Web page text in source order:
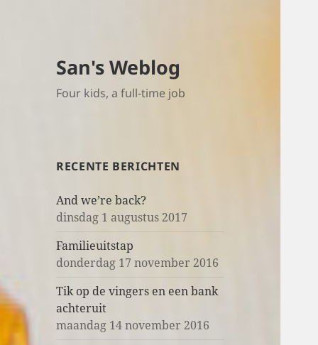
San's Weblog
Four kids, a full-time job
RECENTE BERICHTEN
And we’re back?
dinsdag 1 augustus 2017
Familieuitstap
donderdag 17 november 2016
Tik op de vingers en een bank
achteruit
maandag 14 november 2016